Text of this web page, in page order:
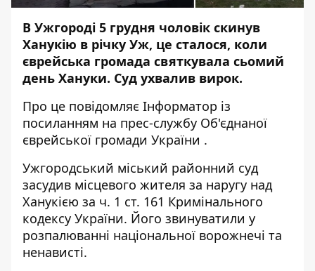
В Ужгороді 5 грудня чоловік скинув
Ханукію в річку Уж, це сталося, коли
єврейська громада святкувала сьомий
день Хануки. Суд ухвалив вирок.
Про це повідомляє Інформатор із
посиланням на прес-службу Об'єднаної
єврейської громади України .
Ужгородський міський районний суд
засудив місцевого жителя за наругу над
Ханукією за ч. 1 ст. 161 Кримінального
кодексу України. Його звинуватили у
розпалюванні національної ворожнечі та
ненависті.